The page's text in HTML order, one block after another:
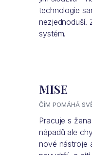
technologie
nezjednoduší.
systém.
MISE
ČÍM POMÁHÁ
Pracuje s
nápadů ale
nové nástroje